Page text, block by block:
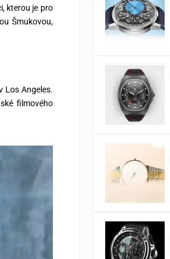
kterou je pro
Šmukovou,
Los Angeles.
filmového